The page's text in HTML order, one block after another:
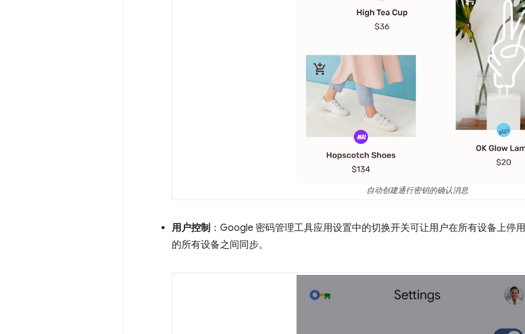
自动创建通行密钥的确认消息
用户控制 ：Google 密码管理工具应用设置中的切换开关可让用户在所有设备上停
的所有设备之间同步。